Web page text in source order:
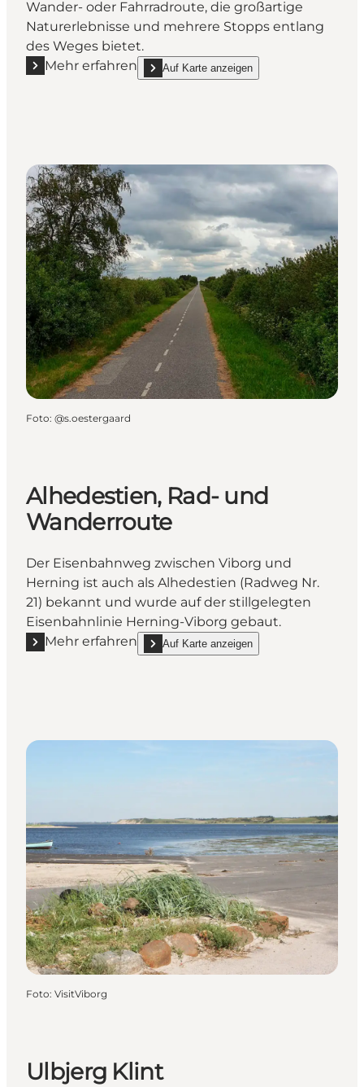
Wander- oder Fahrradroute, die großartige
Naturerlebnisse und mehrere Stopps entlang
des Weges bietet.
Mehr erfahren
Mehr erfahren "Himmerlandsstien in Viborg,
Auf Karte anzeigen
show Himmerlandsstien in Viborg, Fahrrad-
Foto: @s.oestergaard
Alhedestien, Rad- und
Wanderroute
Der Eisenbahnweg zwischen Viborg und
Herning ist auch als Alhedestien (Radweg Nr.
21) bekannt und wurde auf der stillgelegten
Eisenbahnlinie Herning-Viborg gebaut.
Mehr erfahren
Mehr erfahren "Alhedestien, Rad- und
Auf Karte anzeigen
show Alhedestien, Rad- und Wanderroute
Foto: VisitViborg
Ulbjerg Klint